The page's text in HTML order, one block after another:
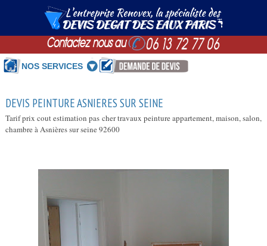
NOS SERVICES
DEVIS PEINTURE ASNIERES SUR SEINE
Tarif prix cout estimation pas cher travaux peinture appartement, maison, salon,
chambre à Asnières sur seine 92600